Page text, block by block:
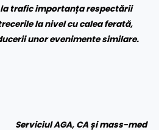
trafic importanța respectării
la nivel cu calea ferată,
unor evenimente similare.
Serviciul AGA, CA și mass-med